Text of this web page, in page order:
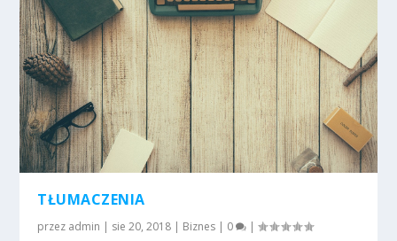
TŁUMACZENIA
przez admin | sie 20, 2018 | Biznes | 0 |